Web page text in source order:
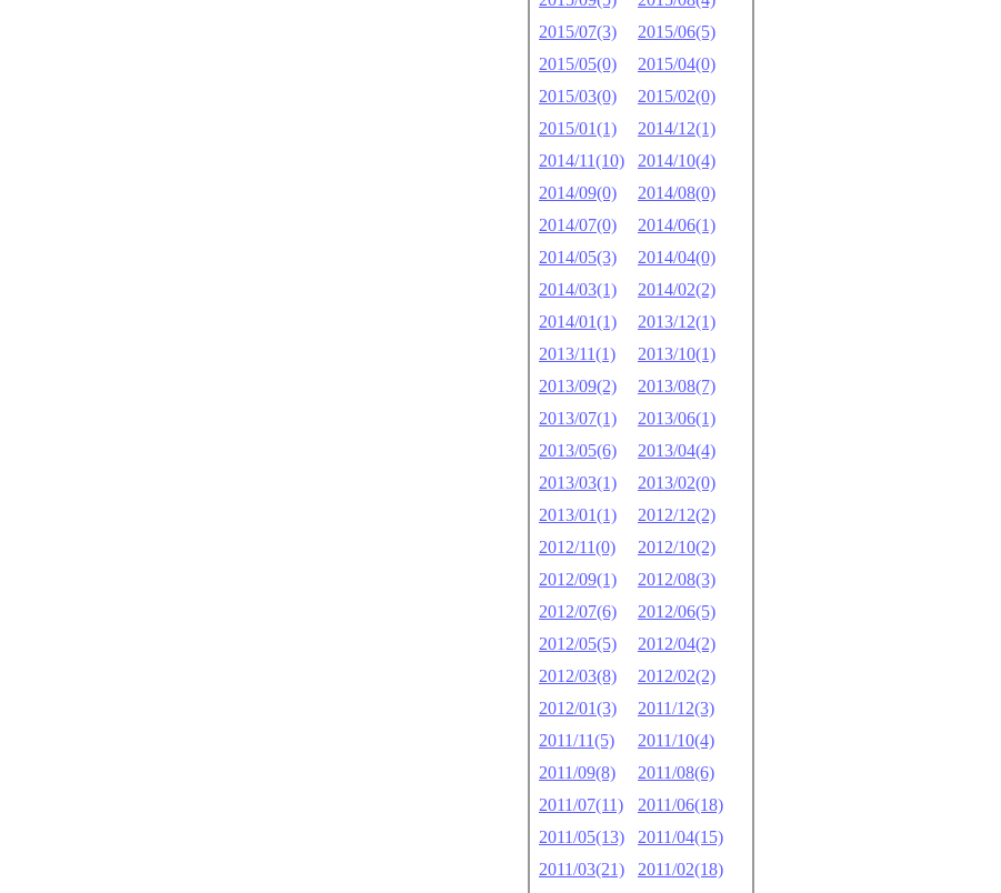
2015/07(3)
2015/06(5)
2015/05(0)
2015/04(0)
2015/03(0)
2015/02(0)
2015/01(1)
2014/12(1)
2014/11(10)
2014/10(4)
2014/09(0)
2014/08(0)
2014/07(0)
2014/06(1)
2014/05(3)
2014/04(0)
2014/03(1)
2014/02(2)
2014/01(1)
2013/12(1)
2013/11(1)
2013/10(1)
2013/09(2)
2013/08(7)
2013/07(1)
2013/06(1)
2013/05(6)
2013/04(4)
2013/03(1)
2013/02(0)
2013/01(1)
2012/12(2)
2012/11(0)
2012/10(2)
2012/09(1)
2012/08(3)
2012/07(6)
2012/06(5)
2012/05(5)
2012/04(2)
2012/03(8)
2012/02(2)
2012/01(3)
2011/12(3)
2011/11(5)
2011/10(4)
2011/09(8)
2011/08(6)
2011/07(11)
2011/06(18)
2011/05(13)
2011/04(15)
2011/03(21)
2011/02(18)